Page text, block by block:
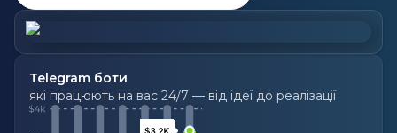
Telegram боти
які працюють на вас 24/7 — від ідеї до реалізації